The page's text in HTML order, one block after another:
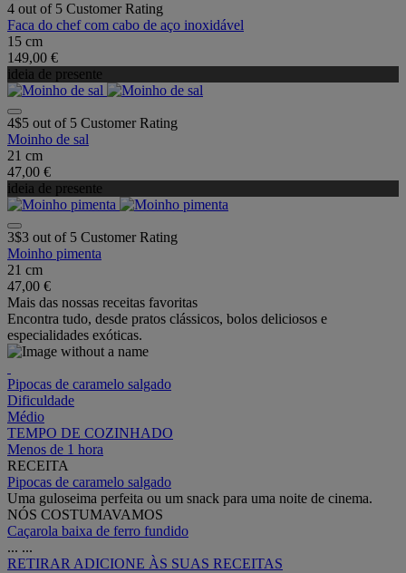
4 out of 5 Customer Rating
Faca do chef com cabo de aço inoxidável
15 cm
149,00 €
ideia de presente
4$5 out of 5 Customer Rating
Moinho de sal
21 cm
47,00 €
ideia de presente
3$3 out of 5 Customer Rating
Moinho pimenta
21 cm
47,00 €
Mais das nossas receitas favoritas
Encontra tudo, desde pratos clássicos, bolos deliciosos e
especialidades exóticas.
Pipocas de caramelo salgado
Dificuldade
Médio
TEMPO DE COZINHADO
Menos de 1 hora
RECEITA
Pipocas de caramelo salgado
Uma guloseima perfeita ou um snack para uma noite de cinema.
NÓS COSTUMAVAMOS
Caçarola baixa de ferro fundido
... ...
RETIRAR ADICIONE ÀS SUAS RECEITAS